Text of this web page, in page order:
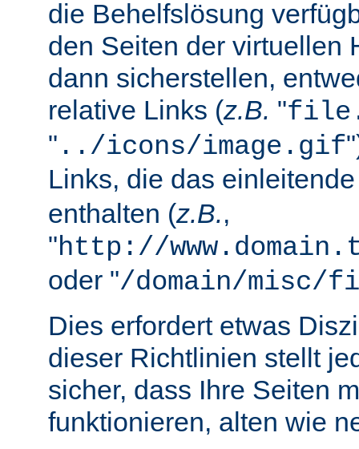
die Behelfslösung
den Seiten der virtuellen
dann sicherstellen,
relative Links (z.B. "
" ../icons/image.gif
Links, die das
enthalten (z.B.,
"http://
oder "/domain/misc/
Dies erfordert etwas
dieser Richtlinien stellt
sicher, dass Ihre Seiten
funktionieren, alten wie